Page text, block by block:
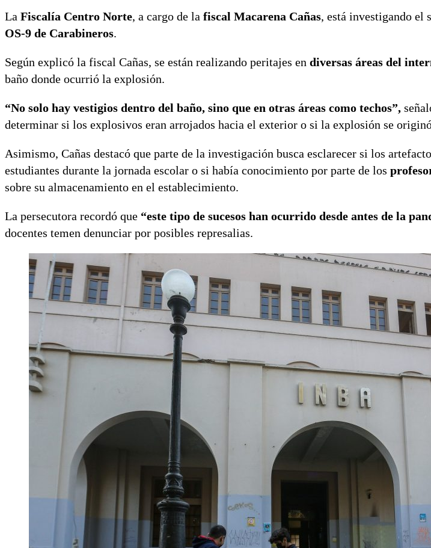
La Fiscalía Centro Norte, a cargo de la fiscal Macarena Cañas, está investigando el
OS-9 de Carabineros.
Según explicó la fiscal Cañas, se están realizando peritajes en diversas áreas del
baño donde ocurrió la explosión.
“No solo hay vestigios dentro del baño, sino que en otras áreas como techos”,
determinar si los explosivos eran arrojados hacia el exterior o si la explosión se
Asimismo, Cañas destacó que parte de la investigación busca esclarecer si los
estudiantes durante la jornada escolar o si había conocimiento por parte de los
sobre su almacenamiento en el establecimiento.
La persecutora recordó que “este tipo de sucesos han ocurrido desde antes de la
docentes temen denunciar por posibles represalias.